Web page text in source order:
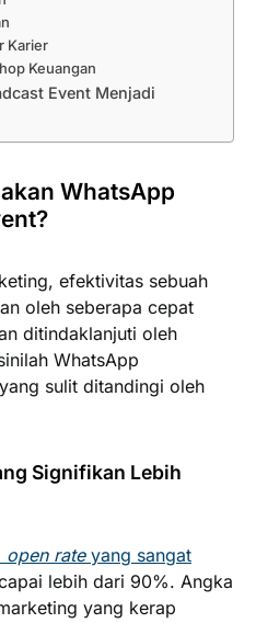
Karier
Keuangan
Event Menjadi
WhatsApp
efektivitas sebuah
oleh seberapa cepat
ditindaklanjuti oleh
WhatsApp
sulit ditandingi oleh
Signifikan Lebih
open rateyang sangat
lebih dari 90%. Angka
yang kerap